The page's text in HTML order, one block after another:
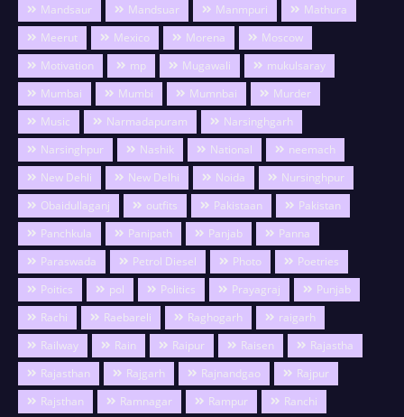
Mandsaur
Mandsuar Manmpuri
Mathura
Meerut
Mexico Morena
Moscow
Motivation
mp Mugawali
mukulsaray
Mumbai
Mumbi Mumnbai
Murder
Music
Narmadapuram
Narsinghgarh
Narsinghpur
Nashik National
neemach
New Dehli
New Delhi Noida
Nursinghpur
Obaidullaganj
outfits Pakistaan
Pakistan
Panchkula
Panipath Panjab
Panna
Paraswada
Petrol Diesel Photo
Poetries
Poitics
pol Politics Prayagraj
Punjab
Rachi
Raebareli Raghogarh
raigarh
Railway
Rain Raipur Raisen
Rajastha
Rajasthan
Rajgarh Rajnandgao
Rajpur
Rajsthan
Ramnagar Rampur
Ranchi